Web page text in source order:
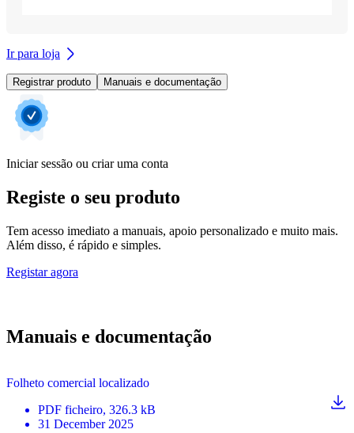
Ir para loja
Registrar produto Manuais e documentação
Iniciar sessão ou criar uma conta
Registe o seu produto
Tem acesso imediato a manuais, apoio personalizado e muito mais.
Além disso, é rápido e simples.
Registar agora
Manuais e documentação
Folheto comercial localizado
PDF ficheiro, 326.3 kB
31 December 2025